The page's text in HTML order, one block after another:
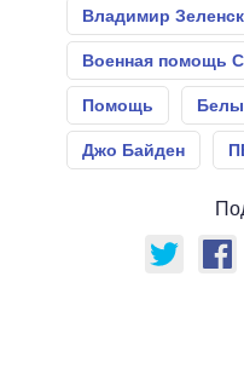
Владимир
Военная помощь
Помощь
Джо Байден